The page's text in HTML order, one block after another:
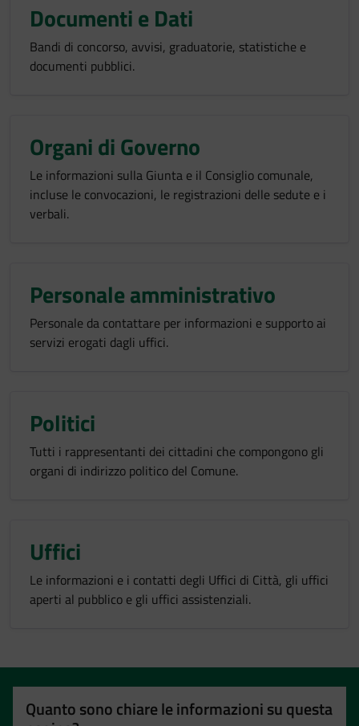
Documenti e Dati
Bandi di concorso, avvisi, graduatorie, statistiche e
documenti pubblici.
Organi di Governo
Le informazioni sulla Giunta e il Consiglio comunale,
incluse le convocazioni, le registrazioni delle sedute e i
verbali.
Personale amministrativo
Personale da contattare per informazioni e supporto ai
servizi erogati dagli uffici.
Politici
Tutti i rappresentanti dei cittadini che compongono gli
organi di indirizzo politico del Comune.
Uffici
Le informazioni e i contatti degli Uffici di Città, gli uffici
aperti al pubblico e gli uffici assistenziali.
Quanto sono chiare le informazioni su questa